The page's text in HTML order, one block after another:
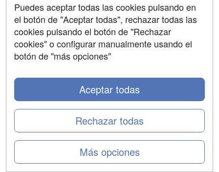
El reciclaje profesional y mantener los conocimientos
actualizados son dos aspectos clave que se deben
tener en cuenta si se quiere permanecer activo en el
trabajo o que quiera cambiar el que ya tiene, tiene que
saber que las competencias que se les piden a los
empleados están constantemente cambiando y
evolucionando, especialmente debido al auge e
inclusión de las nuevas tecnologías. En este mercado
laboral cambiante se pide, en muchos casos,que los
candidatos sepan hablar y escribir en inglés
valora muy positivamente el dominio de otros idiomas,
así como losconocimientos de herramientas
Puedes aceptar todas las cookies pulsando en
el botón de "Aceptar todas", rechazar todas las
cookies pulsando el botón de "Rechazar
cookies" o configurar manualmente usando el
botón de "más opciones"
Más opciones
Rechazar todas
Aceptar todas